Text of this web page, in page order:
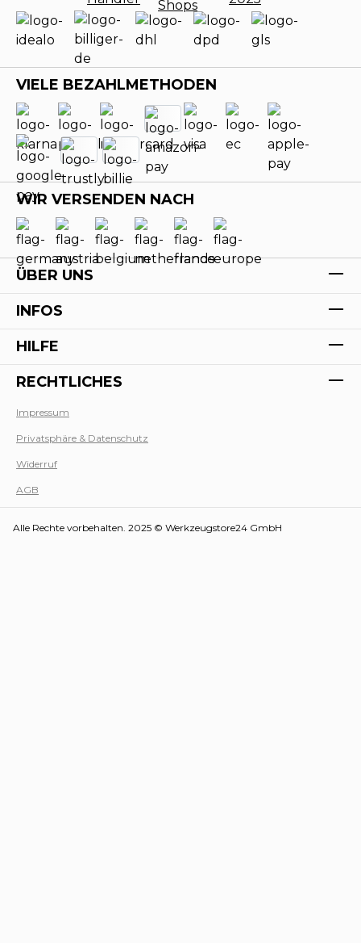
VIELE BEZAHLMETHODEN
WIR VERSENDEN NACH
ÜBER UNS
INFOS
HILFE
RECHTLICHES
Impressum
Privatsphäre & Datenschutz
Widerruf
AGB
Alle Rechte vorbehalten. 2025 © Werkzeugstore24 GmbH